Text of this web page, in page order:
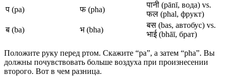
प (pa)
फ (pha)
पानी (pānī, вода) vs.
फल (phal, фрукт)
ब (ba)
भ (bha)
बस (bas, автобус) vs.
भाई (bhāī, брат)
Положите руку перед ртом. Скажите “pa”, а затем “pha”. Вы
должны почувствовать больше воздуха при произнесении
второго. Вот в чем разница.